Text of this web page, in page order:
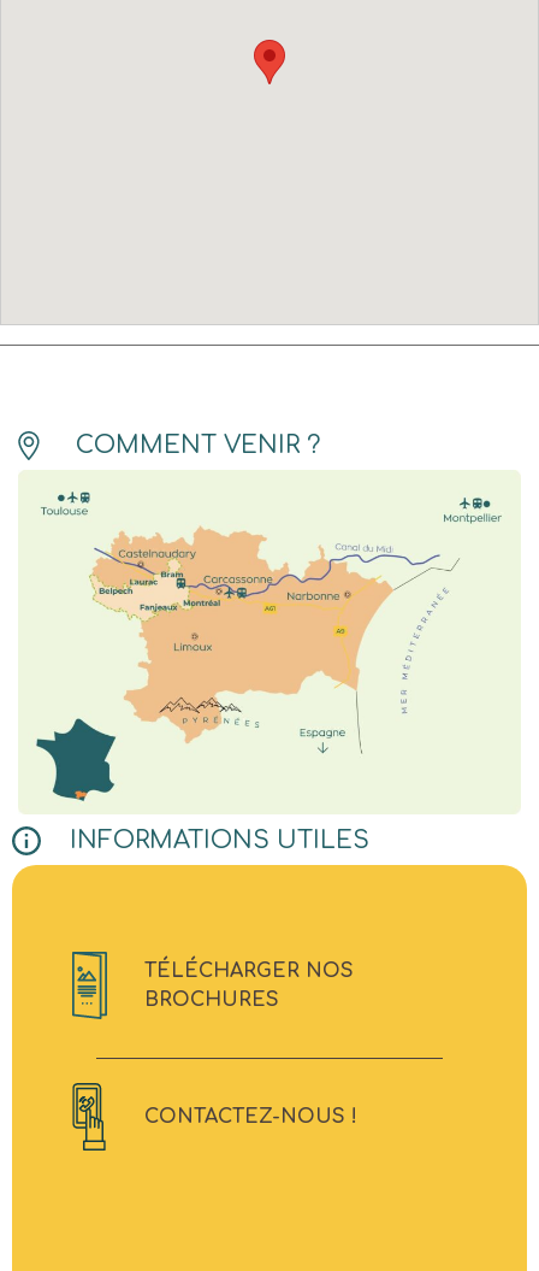
COMMENT VENIR ?
INFORMATIONS UTILES
TÉLÉCHARGER NOS
BROCHURES
CONTACTEZ-NOUS !